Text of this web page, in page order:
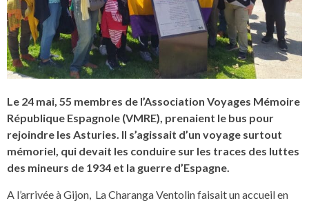
Le 24 mai, 55 membres de l’Association Voyages Mémoire
République Espagnole (VMRE), prenaient le bus pour
rejoindre les Asturies. Il s’agissait d’un voyage surtout
mémoriel, qui devait les conduire sur les traces des luttes
des mineurs de 1934 et la guerre d’Espagne.
A l’arrivée à Gijon, La Charanga Ventolin faisait un accueil en